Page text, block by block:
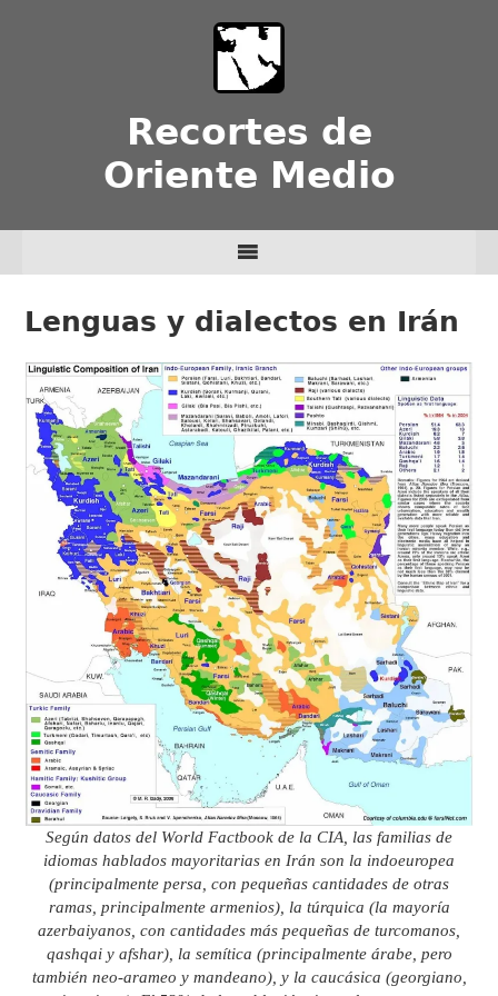
Recortes de
Oriente Medio
Lenguas y dialectos en Irán
​Según datos del World Factbook de la CIA, las familias de
idiomas hablados mayoritarias en Irán son la indoeuropea
(principalmente persa, con pequeñas cantidades de otras
ramas, principalmente armenios), la túrquica (la mayoría
azerbaiyanos, con cantidades más pequeñas de turcomanos,
qashqai y afshar), la semítica (principalmente árabe, pero
también neo-arameo y mandeano), y la caucásica (georgiano,